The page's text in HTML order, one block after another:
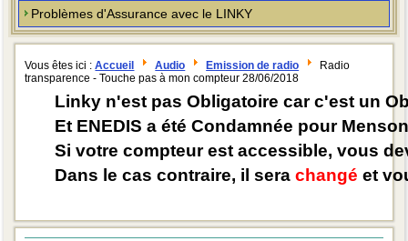
Problèmes d'Assurance avec le LINKY
Vous êtes ici :Accueil Audio Emission de radio
Radio
transparence - Touche pas à mon compteur 28/06/2018
Linky n'est pas Obligatoire car c'est un
Et ENEDIS a été Condamnée pour
Si votre compteur est accessible, vous
Dans le cas contraire, il serachangé et